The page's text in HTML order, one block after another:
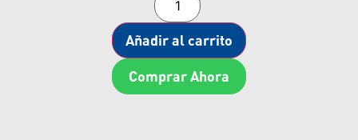
Añadir al carrito
Comprar Ahora